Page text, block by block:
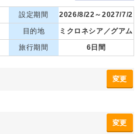
設定期間
2026/8/22～2027/7/2
目的地
ミクロネシア／グアム
旅行期間 6日間
変更
変更